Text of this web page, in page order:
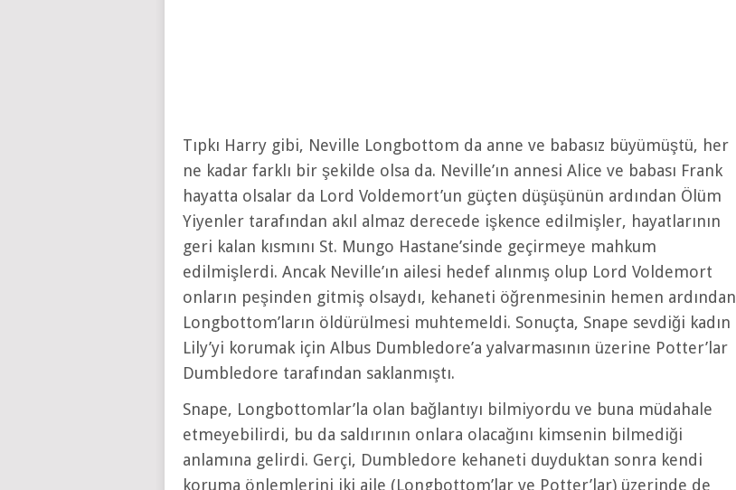
Tıpkı Harry gibi, Neville Longbottom da anne ve babasız büyümüştü, her
ne kadar farklı bir şekilde olsa da. Neville’ın annesi Alice ve babası Frank
hayatta olsalar da Lord Voldemort’un güçten düşüşünün ardından Ölüm
Yiyenler tarafından akıl almaz derecede işkence edilmişler, hayatlarının
geri kalan kısmını St. Mungo Hastane’sinde geçirmeye mahkum
edilmişlerdi. Ancak Neville’ın ailesi hedef alınmış olup Lord Voldemort
onların peşinden gitmiş olsaydı, kehaneti öğrenmesinin hemen ardından
Longbottom’ların öldürülmesi muhtemeldi. Sonuçta, Snape sevdiği kadın
Lily’yi korumak için Albus Dumbledore’a yalvarmasının üzerine Potter’lar
Dumbledore tarafından saklanmıştı.
Snape, Longbottomlar’la olan bağlantıyı bilmiyordu ve buna müdahale
etmeyebilirdi, bu da saldırının onlara olacağını kimsenin bilmediği
anlamına gelirdi. Gerçi, Dumbledore kehaneti duyduktan sonra kendi
koruma önlemlerini iki aile (Longbottom’lar ve Potter’lar) üzerinde de